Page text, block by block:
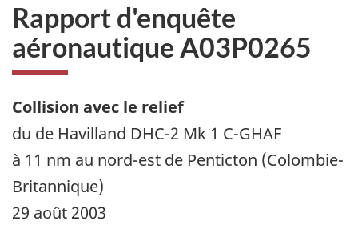
Rapport d'enquête
aéronautique A03P0265
Collision avec le relief
du de Havilland DHC-2 Mk 1 C-GHAF
à 11 nm au nord-est de Penticton (Colombie-
Britannique)
29 août 2003